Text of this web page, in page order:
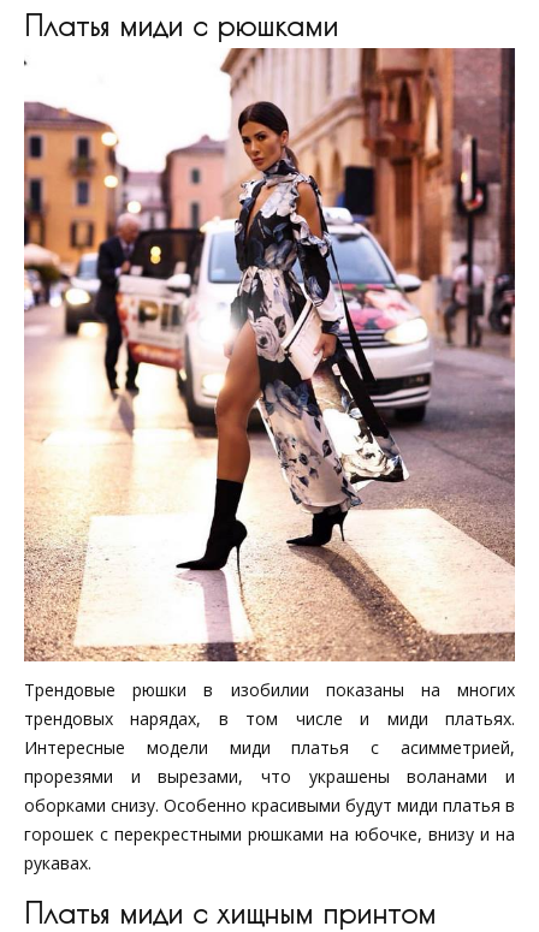
Платья миди с рюшками
Трендовые рюшки в изобилии показаны на многих
трендовых нарядах, в том числе и миди платьях.
Интересные модели миди платья с асимметрией,
прорезями и вырезами, что украшены воланами и
оборками снизу. Особенно красивыми будут миди платья в
горошек с перекрестными рюшками на юбочке, внизу и на
рукавах.
Платья миди с хищным принтом